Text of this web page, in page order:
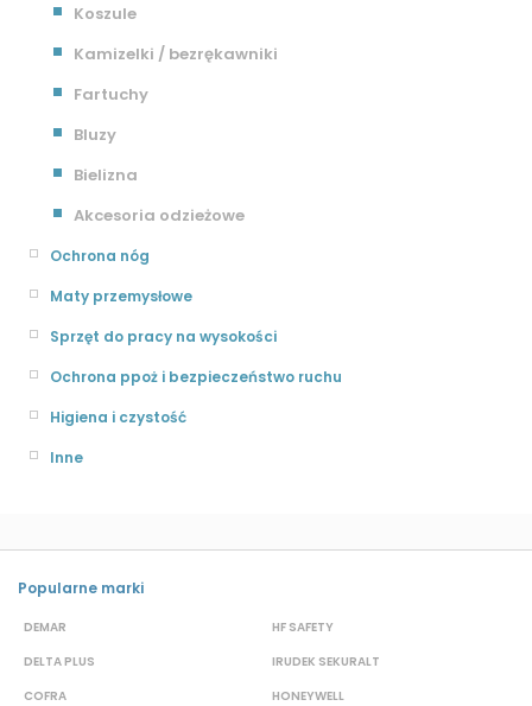
Koszule
Kamizelki / bezrękawniki
Fartuchy
Bluzy
Bielizna
Akcesoria odzieżowe
Ochrona nóg
Maty przemysłowe
Sprzęt do pracy na wysokości
Ochrona ppoż i bezpieczeństwo ruchu
Higiena i czystość
Inne
Popularne marki
DEMAR
DELTA PLUS
COFRA
HF SAFETY
IRUDEK SEKURALT
HONEYWELL